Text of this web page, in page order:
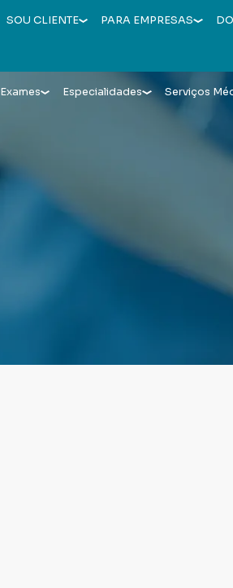
SOU CLIENTE PARA EMPRESAS
Exames Especialidades Serviços